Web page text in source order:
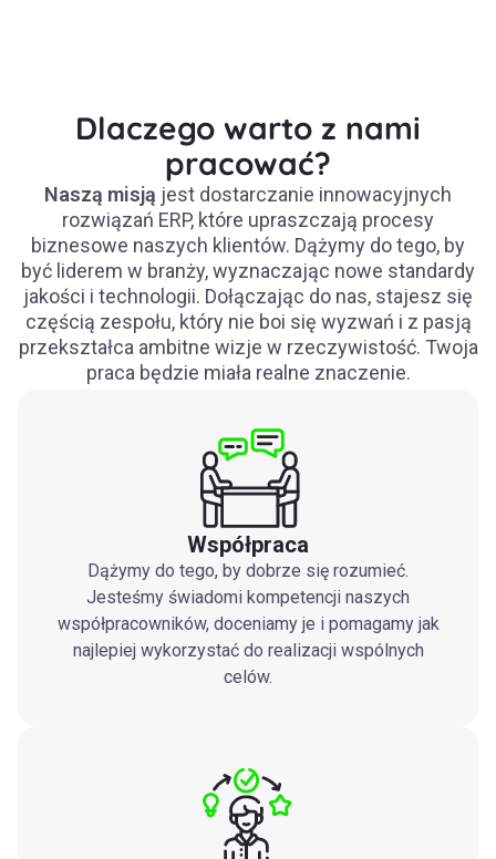
Dlaczego warto z nami
pracować?
Naszą misją jest dostarczanie innowacyjnych
rozwiązań ERP, które upraszczają procesy
biznesowe naszych klientów. Dążymy do tego, by
być liderem w branży, wyznaczając nowe standardy
jakości i technologii. Dołączając do nas, stajesz się
częścią zespołu, który nie boi się wyzwań i z pasją
przekształca ambitne wizje w rzeczywistość. Twoja
praca będzie miała realne znaczenie.
Współpraca
Dążymy do tego, by dobrze się rozumieć.
Jesteśmy świadomi kompetencji naszych
współpracowników, doceniamy je i pomagamy jak
najlepiej wykorzystać do realizacji wspólnych
celów.